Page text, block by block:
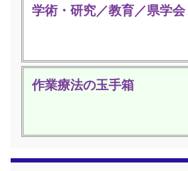
学術・研究／教育／県学
作業療法の玉手箱